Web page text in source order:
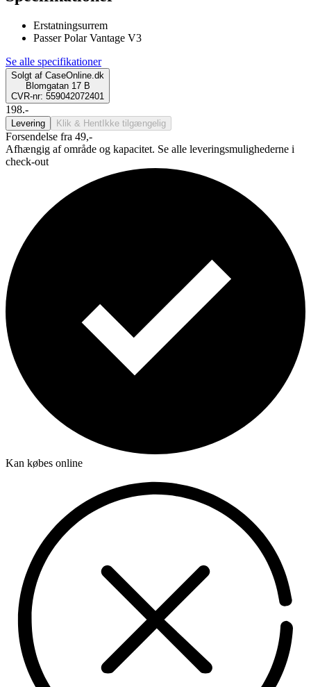
Erstatningsurrem
Passer Polar Vantage V3
Se alle specifikationer
Solgt af CaseOnline.dk
Blomgatan 17 B
CVR-nr: 559042072401
198.-
Levering Klik & Hent Ikke tilgængelig
Forsendelse fra 49,-
Afhængig af område og kapacitet. Se alle leveringsmulighederne i
check-out
Kan købes online